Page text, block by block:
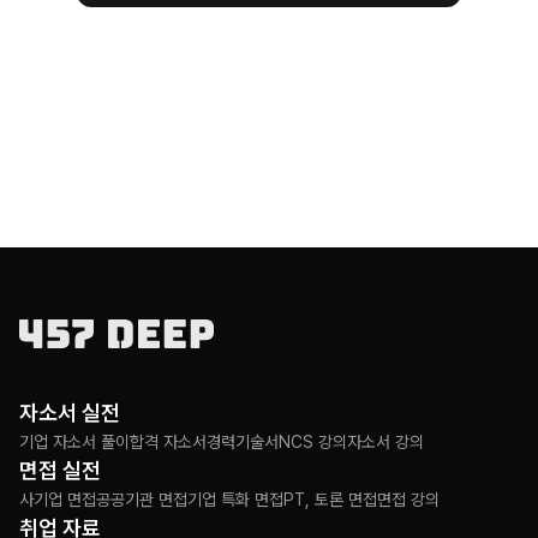
자소서 실전
기업 자소서 풀이 합격 자소서경력기술서 NCS 강의자소서 강의
면접 실전
사기업 면접공공기관 면접기업 특화 면접PT, 토론 면접면접 강의
취업 자료